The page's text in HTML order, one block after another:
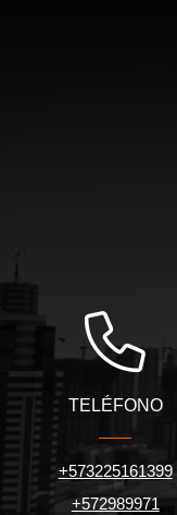
TELÉFONO
+573225161399
+572989971